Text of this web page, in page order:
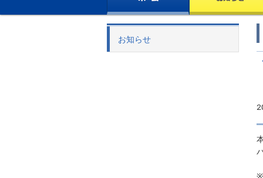
お知らせ